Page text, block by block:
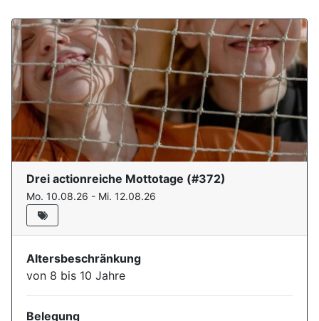
Drei actionreiche Mottotage (#372)
Mo. 10.08.26 - Mi. 12.08.26
Altersbeschränkung
von 8 bis 10 Jahre
Belegung